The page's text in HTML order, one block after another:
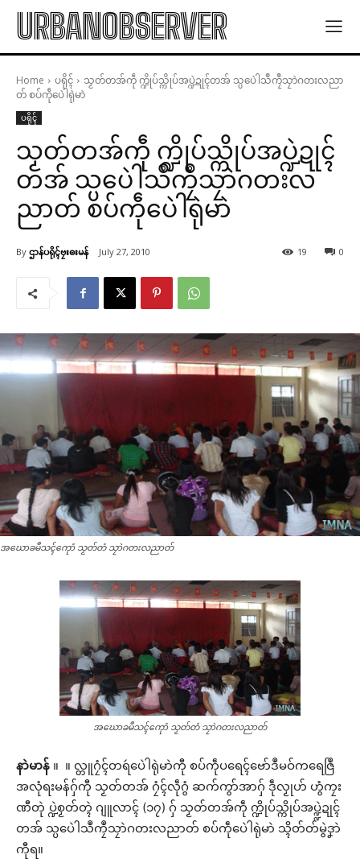
URBANOBSERVER
Home ပရိုၚ်
သၟတ်တအ်ကဵု က္ဍိုပ်သ္ကိုပ်အပ္ဍဲဍုၚ်တအ် သ္ပပေဲါသဳကၠဳသၠာဲဂတးလညာ
တ် စပ်ကဵုပေဲါရုဲမာဲ
ပရိုၚ်
သၟတ်တအ်ကဵု က္ဍိုပ်သ္ကိုပ်အပ္ဍဲဍုၚ်
တအ် သ္ပပေဲါသဳကၠဳသၠာဲဂတးလ
ညာတ် စပ်ကဵုပေဲါရုဲမာဲ
By ဌာန်ပရိုၚ်ဗၠးၜးမန် July 27, 2010 0
19
အဃောခမဳသၚ်ကေုာံ သၟတ်တံ သၠာဲဂတးလညာတ်
အဃောခမဳသၚ်ကေုာံ သၟတ်တံ သၠာဲဂတးလညာတ်
နာဲမာန် ။ ။ လ္တူဂၠံၚ်တရဴပေဲါရုဲမာဲကီု စပ်ကဵုပရေၚ်ဗော်ဒဳမဝ်ကရေဇြဳ
အလုံရးမန်ဂှ်ကီု သၟတ်တအ် ဂၠံၚ်လဵုဂွံ ဆက်ကွာ်အာဂှ် ဒဵုလၟုဟ် ဟွံကၠး
ဏီတုဲ ပ္ဍဲစၟတ်တ္ၚဲ ဂျူလာၚ် (၁၇) ဂှ် သၟတ်တအ်ကဵု က္ဍိုပ်သ္ကိုပ်အပ္ဍ္ဍဲဍုၚ်
တအ် သ္ပပေဲါသဳကၠဳသၠာဲဂတးလညာတ် စပ်ကဵုပေဲါရုဲမာဲ သ္ၚိတ်တ်မွဲဒၞာဲ
ကီုရ။